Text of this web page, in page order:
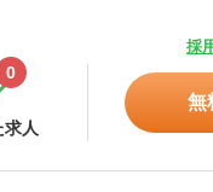
採
人
0
無